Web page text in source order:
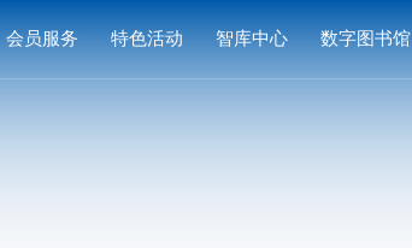
会员服务 特色活动 智库中心 数字图书馆